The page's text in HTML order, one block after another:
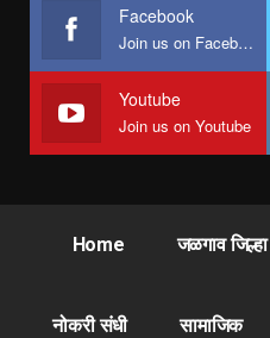
Facebook
Join us on Facebook
Youtube
Join us on Youtube
Home जळगाव जिल्हा
नोकरी संधी सामाजिक